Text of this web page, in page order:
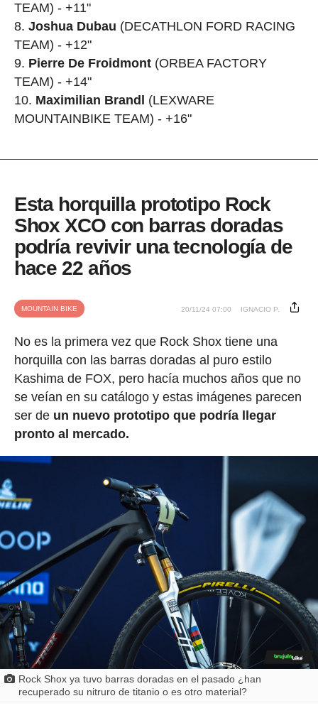
TEAM) - +11"
Joshua Dubau (DECATHLON FORD RACING
TEAM) - +12"
Pierre De Froidmont(ORBEA FACTORY
TEAM) - +14"
Maximilian Brandl
(LEXWARE
MOUNTAINBIKE TEAM) - +16"
Esta horquilla prototipo Rock
Shox XCO con barras doradas
podría revivir una tecnología de
hace 22 años
MOUNTAIN BIKE 20/11/24 07:00 IGNACIO P.
No es la primera vez que Rock Shox tiene una
horquilla con las barras doradas al puro estilo
Kashima de FOX, pero hacía muchos años que no
se veían en su catálogo y estas imágenes parecen
ser de un nuevo prototipo que podría llegar
pronto al mercado.
Rock Shox ya tuvo barras doradas en el pasado ¿han
recuperado su nitruro de titanio o es otro material?